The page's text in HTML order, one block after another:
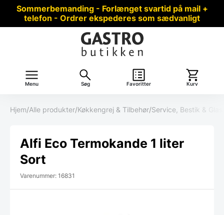
Sommerbemanding - Forlænget svartid på mail +
telefon - Ordrer ekspederes som sædvanligt
Menu Søg Favoritter Kurv
Hjem/Alle produkter/Køkkengrej & Tilbehør/Service, Bestik & Glas
Alfi Eco Termokande 1 liter
Sort
Varenummer: 16831